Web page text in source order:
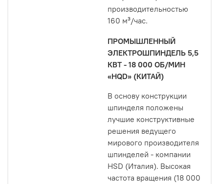
производительностью
160 м³/час.
ПРОМЫШЛЕННЫЙ
ЭЛЕКТРОШПИНДЕЛЬ 5,5
КВТ - 18 000 ОБ/МИН
«HQD» (КИТАЙ)
В основу конструкции
шпинделя положены
лучшие конструктивные
решения ведущего
мирового производителя
шпинделей - компании
HSD (Италия). Высокая
частота вращения (18 000